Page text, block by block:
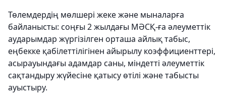
Төлемдердің мөлшері жеке және мыналарға
байланысты: соңғы 2 жылдағы МӘСҚ-ға әлеуметтік
аударымдар жүргізілген орташа айлық табыс,
еңбекке қабілеттілігінен айырылу коэффициенттері,
асырауындағы адамдар саны, міндетті әлеуметтік
сақтандыру жүйесіне қатысу өтілі және табысты
ауыстыру.